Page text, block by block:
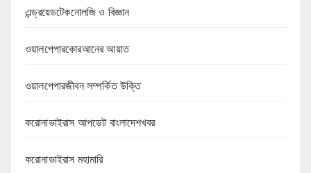
এন্ড্রয়েডটেকনোলজি ও বিজ্ঞান
ওয়ালপেপারকোরআনের আয়াত
ওয়ালপেপারজীবন সম্পর্কিত উক্তি
করোনাভাইরাস আপডেট বাংলাদেশখবর
করোনাভাইরাস মহামারি